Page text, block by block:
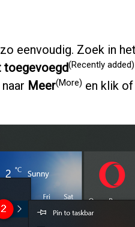
eenvoudig. Zoek in het
toegevoegd(Recently added)
Meer(More) en klik